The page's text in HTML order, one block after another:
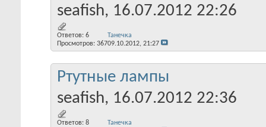
seafish, 16.07.2012 22:26
Ответов: 6
Просмотров: 367
Танечка
09.10.2012, 21:27
Ртутные лампы
seafish, 16.07.2012 22:36
Ответов: 8
Танечка